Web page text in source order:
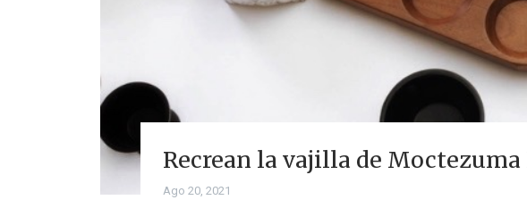
Recrean la vajilla de
Ago 20, 2021